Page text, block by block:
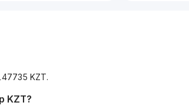
KZT.
KZT?